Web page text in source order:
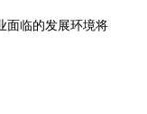
面临的发展环境将